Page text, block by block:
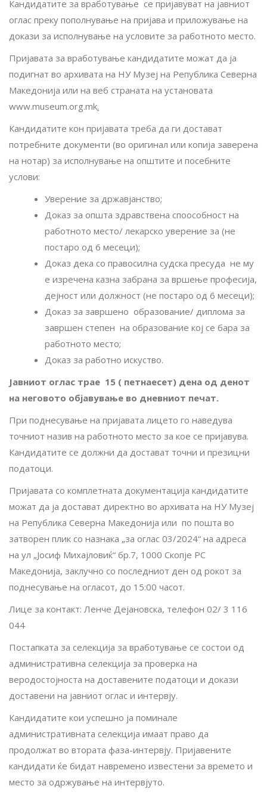
Кандидатите за вработување се пријавуват на јавниот
оглас преку пополнување на пријава и приложување на
докази за исполнување на условите за работното место.
Пријавата за вработување кандидатите можат да ја
подигнат во архивата на НУ Музеј на Република Северна
Македонија или на веб страната на установата
www.museum.org.mk.
Кандидатите кон пријавата треба да ги достават
потребните документи (во оригинал или копија заверена
на нотар) за исполнување на општите и посебните
услови:
Уверение за државјанство;
Доказ за општа здравствена споособност на
работното место/ лекарско уверение за (не
постаро од 6 месеци);
Доказ дека со правосилна судска пресуда не му
е изречена казна забрана за вршење професија,
дејност или должност (не постаро од 6 месеци);
Доказ за завршено образование/ диплома за
завршен степен на образование кој се бара за
работното место;
Доказ за работно искуство.
Јавниот оглас трае 15 ( петнаесет) дена од денот
на неговото објавување во дневниот печат.
При поднесување на пријавата лицето го наведува
точниот назив на работното место за кое се пријавува.
Кандидатите се должни да достават точни и презицни
податоци.
Пријавата со комплетната документација кандидатите
можат да ја достават директно во архивата на НУ Музеј
на Република Северна Македонија или по пошта во
затворен плик со назнака „за оглас 03/2024“ на адреса
на ул „Јосиф Михајловиќ“ бр.7, 1000 Скопје РС
Македонија, заклучно со последниот ден од рокот за
поднесување на огласот, до 15:00 часот.
Лице за контакт: Ленче Дејановска, телефон 02/ 3 116
044
Постапката за селекција за вработување се состои од
административна селекција за проверка на
веродостојноста на доставените податоци и докази
доставени на јавниот оглас и интервју.
Кандидатите кои успешно ја поминале
административната селекција имаат право да
продолжат во втората фаза-интервју. Пријавените
кандидати ќе бидат навремено известени за времето и
место за одржување на интервјуто.